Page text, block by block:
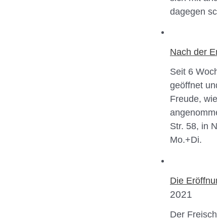
dagegen
Nach der
Seit 6
geöffnet
Freude,
Str. 58, in
Mo.+Di.
Die
2021
Der